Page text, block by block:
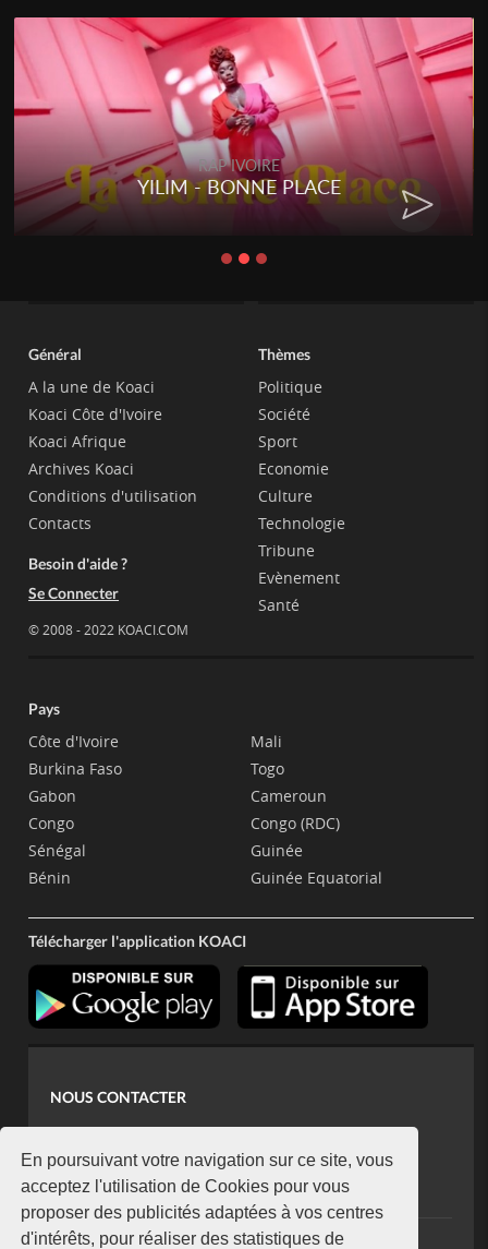
En poursuivant votre navigation sur ce site, vous
acceptez l'utilisation de Cookies pour vous
proposer des publicités adaptées à vos centres
d'intérêts, pour réaliser des statistiques de
RAP IVOIRE
YILIM - BONNE PLACE
Général
A la une de Koaci
Koaci Côte d'Ivoire
Koaci Afrique
Archives Koaci
Conditions d'utilisation
Contacts
Besoin d'aide ?
Se Connecter
© 2008 - 2022 KOACI.COM
Thèmes
Politique
Société
Sport
Economie
Culture
Technologie
Tribune
Evènement
Santé
Pays
Côte d'Ivoire
Burkina Faso
Gabon
Congo
Sénégal
Bénin
Mali
Togo
Cameroun
Congo (RDC)
Guinée
Guinée Equatorial
Télécharger l'application KOACI
NOUS CONTACTER
koaci@yahoo.fr
+225 07 08 85 52 93